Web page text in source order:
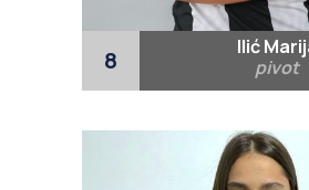
8
Ilić
pivot